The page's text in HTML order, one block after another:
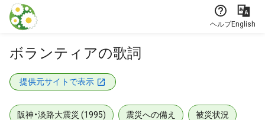
本文に飛ぶ
ヘルプEnglish
ボランティアの歌詞
提供元サイトで表示
阪神・淡路大震災 (1995) 震災への備え 被災状況